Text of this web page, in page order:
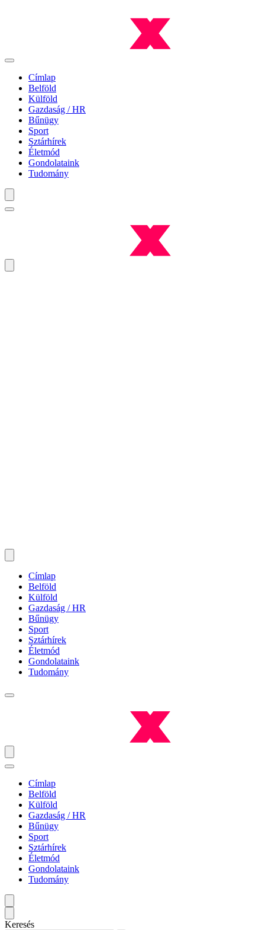
Címlap
Belföld
Külföld
Gazdaság / HR
Bűnügy
Sport
Sztárhírek
Életmód
Gondolataink
Tudomány
Címlap
Belföld
Külföld
Gazdaság / HR
Bűnügy
Sport
Sztárhírek
Életmód
Gondolataink
Tudomány
Címlap
Belföld
Külföld
Gazdaság / HR
Bűnügy
Sport
Sztárhírek
Életmód
Gondolataink
Tudomány
Keresés